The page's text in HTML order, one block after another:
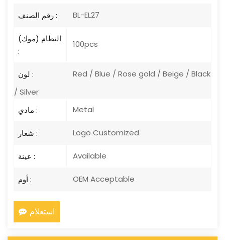
رقم الصنف : BL-EL27
النظام (موك)
:
100pcs
لون :
Red / Blue / Rose gold / Beige / Black
/ Silver
مادي :
Metal
شعار : Logo Customized
عينة : Available
أوم : OEM Acceptable
استعلام